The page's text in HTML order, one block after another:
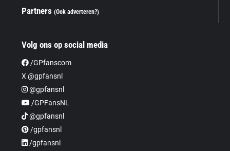
Partners(Ook adverteren?)
Volg ons op social media
/GPfanscom
X @gpfansnl
@gpfansnl
/GPFansNL
@gpfansnl
/gpfansnl
/gpfansnl